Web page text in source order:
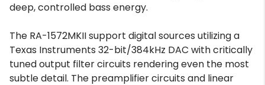
deep, controlled bass energy.
The RA-1572MKII support digital sources utilizing a
Texas Instruments 32-bit/384kHz DAC with critically
tuned output filter circuits rendering even the most
subtle detail. The preamplifier circuits and linear